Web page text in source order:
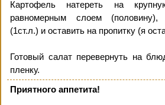
Картофель натереть на
равномерным слоем (половину),
(1ст.л.) и оставить на пропитку (я
Готовый салат перевернуть на
пленку.
Приятного аппетита!